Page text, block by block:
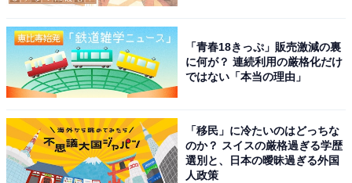
「青春18きっぷ」販売激減の裏
に何が？ 連続利用の厳格化だけ
ではない「本当の理由」
「移民」に冷たいのはどっちな
のか？ スイスの厳格過ぎる学歴
選別と、日本の曖昧過ぎる外国
人政策